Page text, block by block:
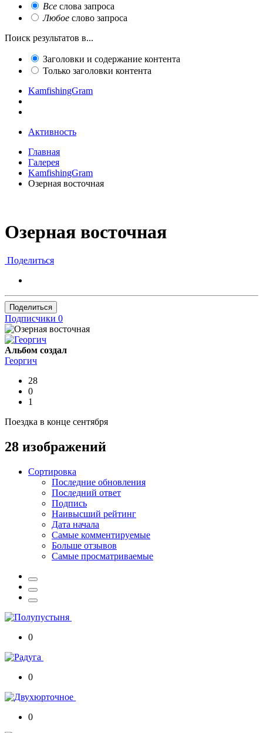
Все слова запроса
Любое слово запроса
Поиск результатов в...
Заголовки и содержание контента
Только заголовки контента
KamfishingGram
Активность
Главная
Галерея
KamfishingGram
Озерная восточная
Озерная восточная
Поделиться
Поделиться
Подписчики 0
Альбом создал
Георгич
28
0
1
Поездка в конце сентября
28 изображений
Сортировка
Последние обновления
Последний ответ
Подпись
Наивысший рейтинг
Дата начала
Самые комментируемые
Больше отзывов
Самые просматриваемые
0
0
0